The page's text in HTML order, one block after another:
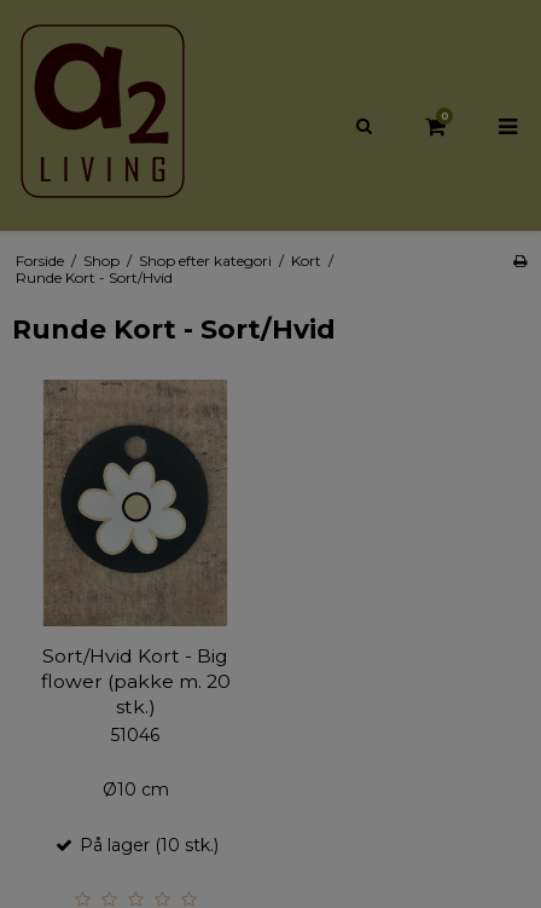
0
Forside / Shop / Shop efter kategori / Kort /
Runde Kort - Sort/Hvid
Runde Kort - Sort/Hvid
Sort/Hvid Kort - Big
flower (pakke m. 20
stk.)
51046
Ø10 cm
På lager (10 stk.)